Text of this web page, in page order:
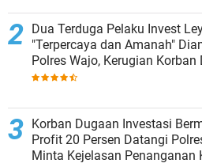
Dua Terduga Pelaku Invest
"Terpercaya dan Amanah"
Polres Wajo, Kerugian Korban
Capai Rp8 Miliar
Korban Dugaan Investasi
Profit 20 Persen Datangi
Minta Kejelasan Penanganan